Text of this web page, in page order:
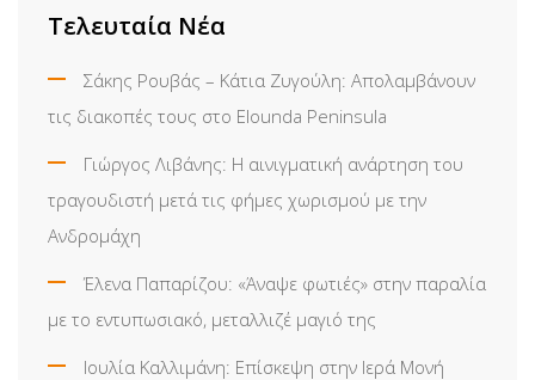
Τελευταία Νέα
Σάκης Ρουβάς – Κάτια Ζυγούλη: Απολαμβάνουν
τις διακοπές τους στο Elounda Peninsula
Γιώργος Λιβάνης: Η αινιγματική ανάρτηση του
τραγουδιστή μετά τις φήμες χωρισμού με την
Ανδρομάχη
Έλενα Παπαρίζου: «Άναψε φωτιές» στην παραλία
με το εντυπωσιακό, μεταλλιζέ μαγιό της
Ιουλία Καλλιμάνη: Επίσκεψη στην Ιερά Μονή